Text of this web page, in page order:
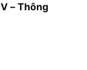
– Thông